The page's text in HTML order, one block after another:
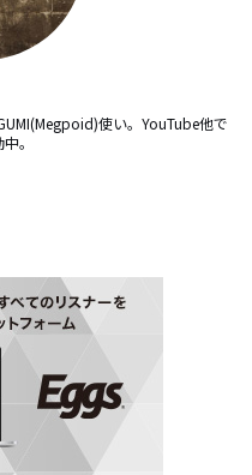
使い。YouTube他で
。